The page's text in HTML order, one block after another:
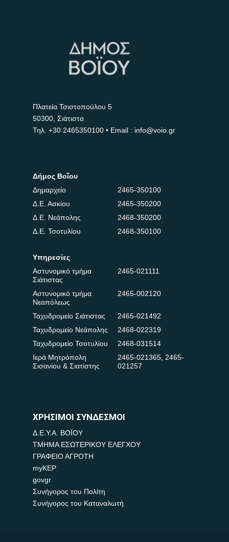
Πλατεία Τσιστοπούλου 5
50300, Σιάτιστα
Τηλ. +30 2465350100 • Email : info@voio.gr
Δήμος Βοΐου
Δημαρχείο
2465-350100
Δ.Ε. Ασκίου
2465-350200
Δ.Ε. Νεάπολης
2468-350200
Δ.Ε. Τσοτυλίου
2468-350100
Υπηρεσίες
Αστυνομικό τμήμα
Σιάτιστας
2465-021111
Αστυνομικό τμήμα
Νεαπόλεως
2465-002120
Ταχυδρομείο Σιάτιστας
2465-021492
Ταχυδρομείο Νεάπολης
2468-022319
Ταχυδρομείο Τσοτυλίου
2468-031514
Ιερά Μητρόπολη
Σισανίου & Σιατίστης
2465-021365, 2465-
021257
ΧΡΗΣΙΜΟΙ ΣΥΝΔΕΣΜΟΙ
Δ.Ε.Υ.Α. ΒΟΪΟΥ
ΤΜΗΜΑ ΕΣΩΤΕΡΙΚΟΥ ΕΛΕΓΧΟΥ
ΓΡΑΦΕΙΟ ΑΓΡΟΤΗ
myKEP
govgr
Συνήγορος του Πολίτη
Συνήγορος του Καταναλωτή